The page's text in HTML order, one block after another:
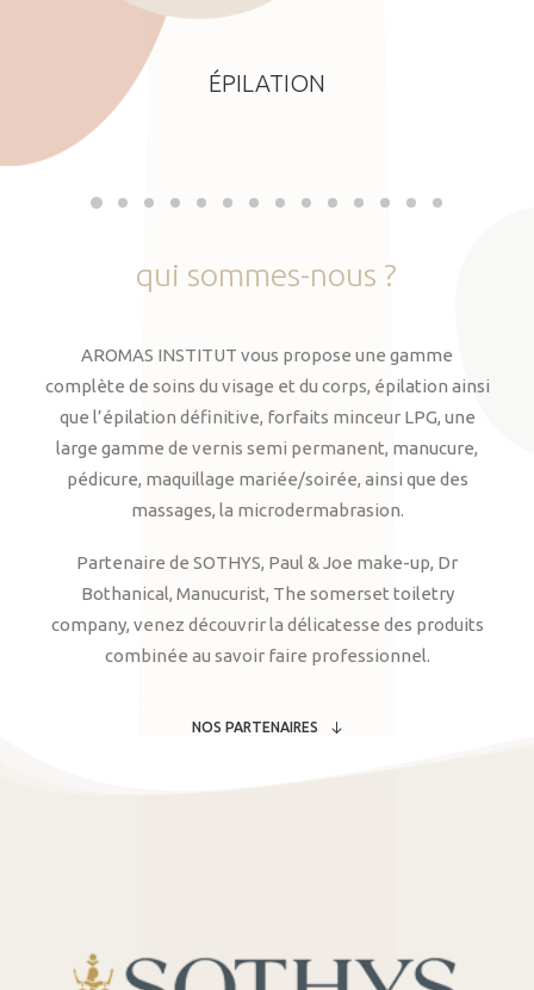
ÉPILATION
qui sommes-nous ?
AROMAS INSTITUT vous propose une gamme
complète de soins du visage et du corps, épilation ainsi
que l’épilation définitive, forfaits minceur LPG, une
large gamme de vernis semi permanent, manucure,
pédicure, maquillage mariée/soirée, ainsi que des
massages, la microdermabrasion.
Partenaire de SOTHYS, Paul & Joe make-up, Dr
Bothanical, Manucurist, The somerset toiletry
company, venez découvrir la délicatesse des produits
combinée au savoir faire professionnel.
NOS PARTENAIRES